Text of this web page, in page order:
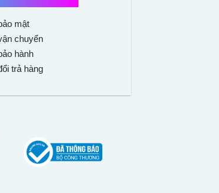
mật
chuyển
hành
trả hàng